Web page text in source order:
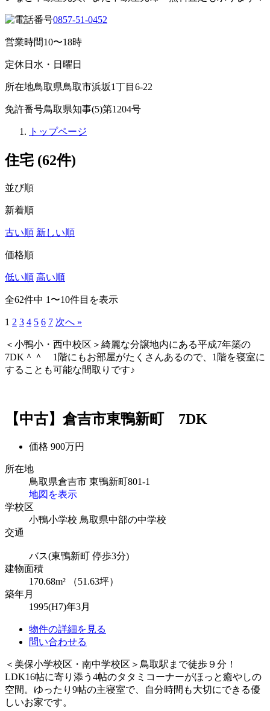
0857-51-0452
営業時間10〜18時
定休日 水・日曜日
所在地鳥取県鳥取市浜坂1丁目6-22
免許番号鳥取県知事(5)第1204号
トップページ
住宅 (62件)
並び順
新着順
古い順 新しい順
価格順
低い順 高い順
全62件中 1〜10件目を表示
1 2 3 4 5 6 7 次へ »
＜小鴨小・西中校区＞綺麗な分譲地内にある平成7年築の
7DK＾＾ 1階にもお部屋がたくさんあるので、1階を寝室に
することも可能な間取りです♪
【中古】倉吉市東鴨新町 7DK
価格 900万円
所在地
鳥取県倉吉市 東鴨新町801-1
地図を表示
学校区
小鴨小学校 鳥取県中部の中学校
交通
バス(東鴨新町 停歩3分)
建物面積
170.68m² （51.63坪）
築年月
1995(H7)年3月
物件の詳細を見る
問い合わせる
＜美保小学校区・南中学校区＞鳥取駅まで徒歩９分！
LDK16帖に寄り添う4帖のタタミコーナーがほっと癒やしの
空間。ゆったり9帖の主寝室で、自分時間も大切にできる優
しいお家です。